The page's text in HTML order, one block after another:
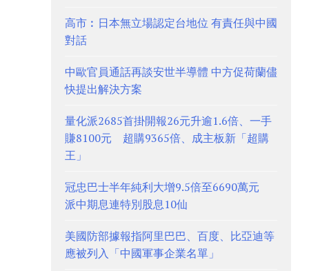
高市︰日本無立場認定台地位 有責任與中國
對話
中歐官員通話再談安世半導體 中方促荷蘭儘
快提出解決方案
量化派2685首掛開報26元升逾1.6倍、一手
賺8100元 超購9365倍、成主板新「超購
王」
冠忠巴士半年純利大增9.5倍至6690萬元
派中期息連特別股息10仙
美國防部據報指阿里巴巴、百度、比亞迪等
應被列入「中國軍事企業名單」